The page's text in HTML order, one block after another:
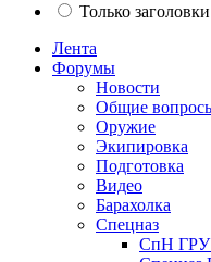
Только заголовки
Лента
Форумы
Новости
Общие
Оружие
Экипировка
Подготовка
Видео
Барахолка
Спецназ
СпН